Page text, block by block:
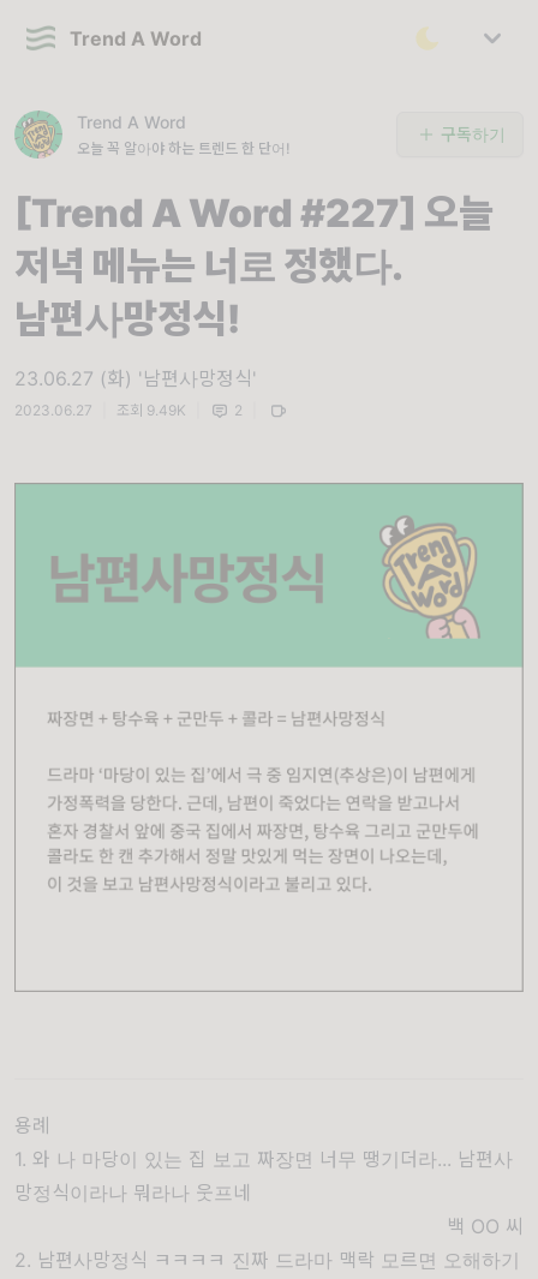
Trend A Word
Trend A Word
오늘 꼭 알아야 하는 트렌드 한 단어!
구독하기
[Trend A Word #227] 오늘
저녁 메뉴는 너로 정했다.
남편사망정식!
23.06.27 (화) '남편사망정식'
2023.06.27 조회 9.49K 2
용례
1. 와 나 마당이 있는 집 보고 짜장면 너무 땡기더라... 남편사
망정식이라나 뭐라나 웃프네
백 OO 씨
2. 남편사망정식 ㅋㅋㅋㅋ 진짜 드라마 맥락 모르면 오해하기